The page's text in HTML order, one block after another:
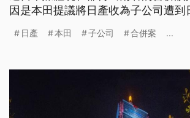
因是本田提議將日產收為子公司遭到
日產 本田 子公司 合併案 ...